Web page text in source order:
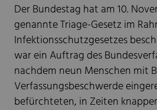
Der Bundestag hat am 10.
genannte Triage-Gesetz im
Infektionsschutzgesetzes
war ein Auftrag des
nachdem neun Menschen mit
Verfassungsbeschwerde
befürchteten, in Zeiten